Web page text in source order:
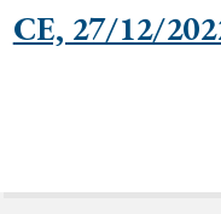
CE, 27/12/